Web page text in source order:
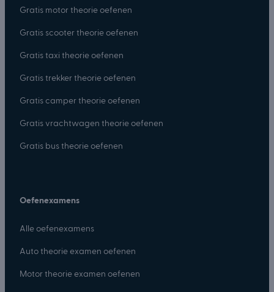
Gratis motor theorie oefenen
Gratis scooter theorie oefenen
Gratis taxi theorie oefenen
Gratis trekker theorie oefenen
Gratis camper theorie oefenen
Gratis vrachtwagen theorie oefenen
Gratis bus theorie oefenen
Oefenexamens
Alle oefenexamens
Auto theorie examen oefenen
Motor theorie examen oefenen